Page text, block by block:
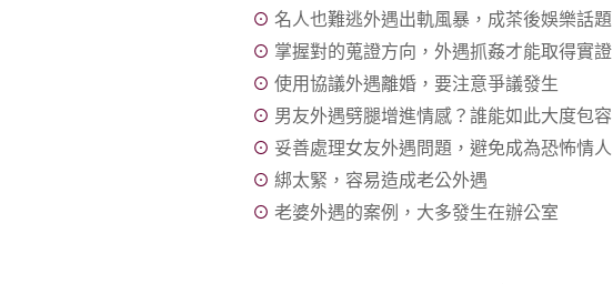
⊙ 名人也難逃外遇出軌風暴，成茶後娛樂話題
⊙ 掌握對的蒐證方向，外遇抓姦才能取得實證
⊙ 使用協議外遇離婚，要注意爭議發生
⊙ 男友外遇劈腿增進情感？誰能如此大度包容
⊙ 妥善處理女友外遇問題，避免成為恐怖情人
⊙ 綁太緊，容易造成老公外遇
⊙ 老婆外遇的案例，大多發生在辦公室